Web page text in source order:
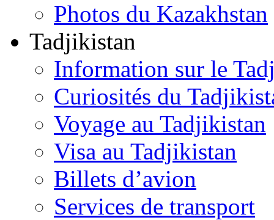
Photos du Kazakhstan
Tadjikistan
Information sur le
Curiosités du
Voyage au Tadjikistan
Visa au Tadjikistan
Billets d’avion
Services de transport